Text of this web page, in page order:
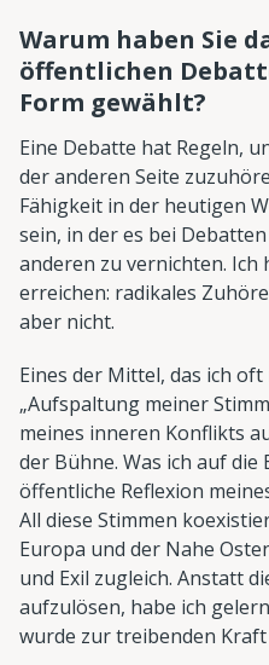
Warum haben Sie
öffentlichen
Form gewählt?
Eine Debatte hat Regeln,
der anderen Seite
Fähigkeit in der heutigen
sein, in der es bei
anderen zu vernichten. Ich
erreichen: radikales
aber nicht.
Eines der Mittel, das ich
„Aufspaltung meiner
meines inneren Konflikts
der Bühne. Was ich auf
öffentliche Reflexion
All diese Stimmen
Europa und der Nahe
und Exil zugleich. Anstatt
aufzulösen, habe ich
wurde zur treibenden